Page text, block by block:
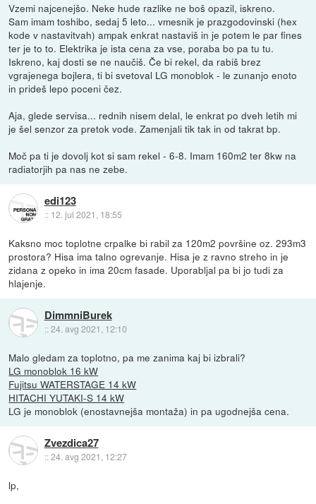
Vzemi najcenejšo. Neke hude razlike ne boš opazil, iskreno.
Sam imam toshibo, sedaj 5 leto... vmesnik je prazgodovinski (hex
kode v nastavitvah) ampak enkrat nastaviš in je potem le par fines
ter je to to. Elektrika je ista cena za vse, poraba bo pa tu tu.
Iskreno, kaj dosti se ne naučiš. Če bi rekel, da rabiš brez
vgrajenega bojlera, ti bi svetoval LG monoblok - le zunanjo enoto
in prideš lepo poceni čez.
Aja, glede servisa... rednih nisem delal, le enkrat po dveh letih mi
je šel senzor za pretok vode. Zamenjali tik tak in od takrat bp.
Moč pa ti je dovolj kot si sam rekel - 6-8. Imam 160m2 ter 8kw na
radiatorjih pa nas ne zebe.
edi123
:: 12. jul 2021, 18:55
Kaksno moc toplotne crpalke bi rabil za 120m2 površine oz. 293m3
prostora? Hisa ima talno ogrevanje. Hisa je z ravno streho in je
zidana z opeko in ima 20cm fasade. Uporabljal pa bi jo tudi za
hlajenje.
DimmniBurek
::24. avg 2021, 12:10
Malo gledam za toplotno, pa me zanima kaj bi izbrali?
LG monoblok 16 kW
Fujitsu WATERSTAGE 14 kW
HITACHI YUTAKI-S 14 kW
LG je monoblok (enostavnejša montaža) in pa ugodnejša cena.
Zvezdica27
::24. avg 2021, 12:27
lp,